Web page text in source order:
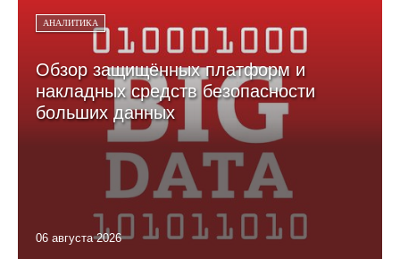
АНАЛИТИКА
Обзор защищённых платформ и
накладных средств безопасности
больших данных
06 августа 2026